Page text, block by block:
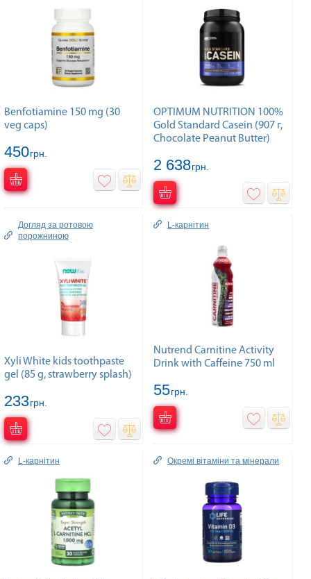
Benfotiamine 150 mg (30
veg caps)
450грн.
OPTIMUM NUTRITION 100%
Gold Standard Casein (907 г,
Chocolate Peanut Butter)
2 638грн.
Догляд за ротовою
порожниною
Xyli White kids toothpaste
gel (85 g, strawberry splash)
233грн.
L-карнітин
Nutrend Carnitine Activity
Drink with Caffeine 750 ml
55грн.
L-карнітин Окремі вітаміни та мінерали